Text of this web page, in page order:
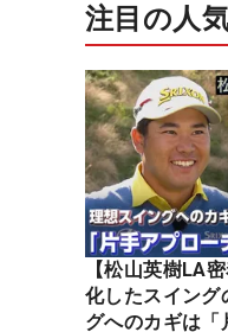
注目の人
【松山英樹LA
化したスイング
グへのカギは「